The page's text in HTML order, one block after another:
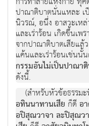
ปาณาติบาตนั่นแหละ
นิวรณ์, อนึ่ง อาสวะเห
และเร่าร้อน เกิดขึ้นเ
จากปาณาติบาตเสียแล้
แค้นและเร่าร้อนเช่นนั้
กรรมอันไม่เป็นปาณา
ดังนี้.
(สำหรับหัวข้อธรรม
อทินนาทานเสีย ก็ดี อ
อปิสุณวาจา ละปิสุณว